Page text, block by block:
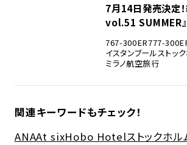
7月14日発売決定
vol.51 SUMMER』
767-300ER777-
イスタンブールストッ
ミラノ航空旅行
関連キーワードもチェック！
ANAAt sixHobo Hotelストックホル